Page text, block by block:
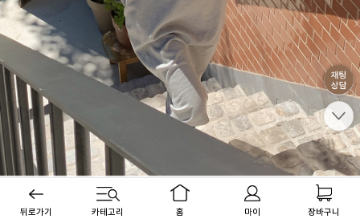
뒤로가기 카테고리 홈 마이 장바구니